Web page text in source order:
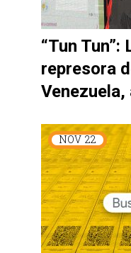
“Tun
represora
NOV 22